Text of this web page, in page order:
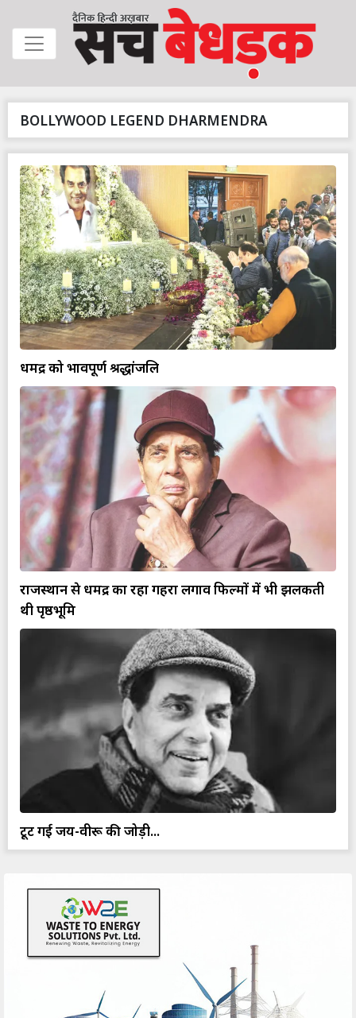
BOLLYWOOD LEGEND DHARMENDRA
धर्मेंद्र को भावपूर्ण श्रद्धांजलि
राजस्थान से धर्मेंद्र का रहा गहरा लगाव फिल्मों में भी झलकती
थी पृष्ठभूमि
टूट गई जय-वीरू की जोड़ी...